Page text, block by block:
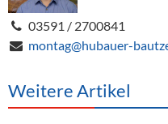
03591 / 2700841
montag@hubauer-
Weitere Artikel